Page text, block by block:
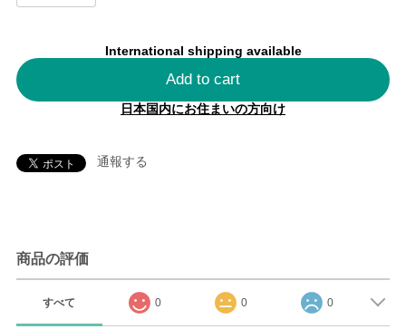
International shipping available
Add to cart
日本国内にお住まいの方向け
通報する
商品の評価
すべて 0 0 0